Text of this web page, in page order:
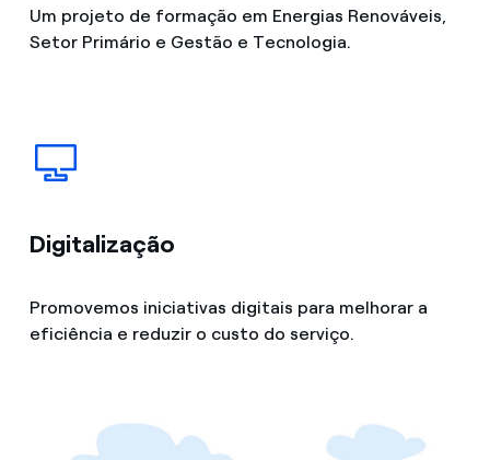
Um projeto de formação em Energias Renováveis,
Setor Primário e Gestão e Tecnologia.
Digitalização
Promovemos iniciativas digitais para melhorar a
eficiência e reduzir o custo do serviço.